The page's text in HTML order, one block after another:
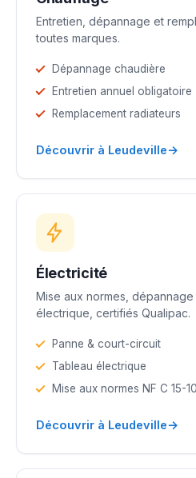
Entretien, dépannage et
toutes marques.
Dépannage chaudière
Entretien annuel obligatoire
Remplacement radiateurs
Découvrir à Leudeville→
Électricité
Mise aux normes,
électrique, certifiés Qualipac.
Panne & court-circuit
Tableau électrique
Mise aux normes NF C 15-
Découvrir à Leudeville→